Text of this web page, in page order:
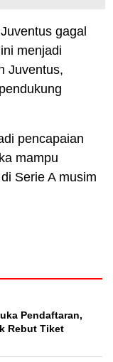
gagal
menjadi
Juventus,
pencapaian
mampu
Serie A musim
Pendaftaran,
Rebut Tiket